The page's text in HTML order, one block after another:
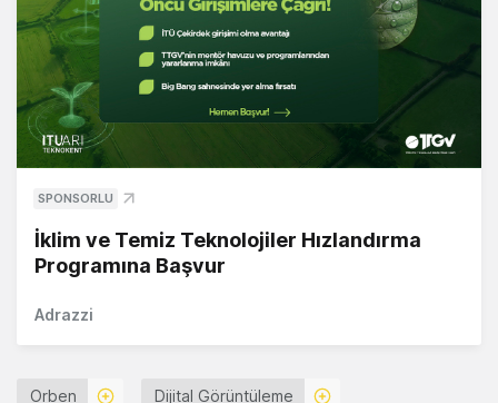
SPONSORLU
İklim ve Temiz Teknolojiler Hızlandırma
Programına Başvur
Adrazzi
Orben Dijital Görüntüleme